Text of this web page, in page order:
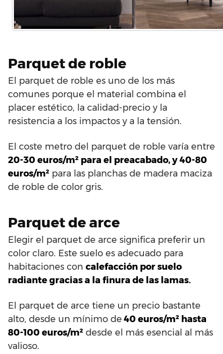
Parquet de roble
El parquet de roble es uno de los más
comunes porque el material combina el
placer estético, la calidad-precio y la
resistencia a los impactos y a la tensión.
El coste metro del parquet de roble varía entre
20-30 euros/m² para el preacabado, y 40-80
euros/m² para las planchas de madera maciza
de roble de color gris.
Parquet de arce
Elegir el parquet de arce significa preferir un
color claro. Este suelo es adecuado para
habitaciones con calefacción por suelo
radiante gracias a la finura de las lamas.
El parquet de arce tiene un precio bastante
alto, desde un mínimo de 40 euros/m² hasta
80-100 euros/m² desde el más esencial al más
valioso.